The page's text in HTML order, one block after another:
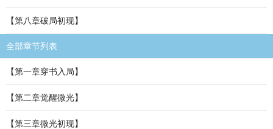
【第八章破局初现】
全部章节列表
【第一章穿书入局】
【第二章觉醒微光】
【第三章微光初现】